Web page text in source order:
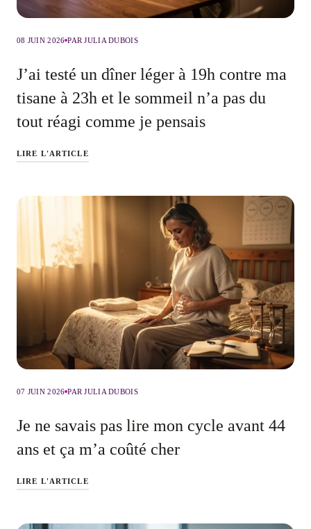
08 JUIN 2026 PAR JULIA DUBOIS
J’ai testé un dîner léger à 19h contre ma
tisane à 23h et le sommeil n’a pas du
tout réagi comme je pensais
LIRE L'ARTICLE
07 JUIN 2026 PAR JULIA DUBOIS
Je ne savais pas lire mon cycle avant 44
ans et ça m’a coûté cher
LIRE L'ARTICLE